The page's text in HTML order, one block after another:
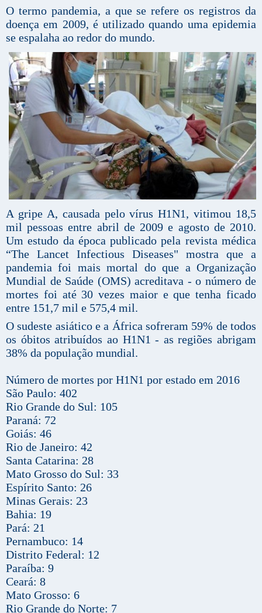
O termo pandemia, a que se refere os registros da
doença em 2009, é utilizado quando uma epidemia
se espalaha ao redor do mundo.
A gripe A, causada pelo vírus H1N1, vitimou 18,5
mil pessoas entre abril de 2009 e agosto de 2010.
Um estudo da época publicado pela revista médica
“The Lancet Infectious Diseases" mostra que a
pandemia foi mais mortal do que a Organização
Mundial de Saúde (OMS) acreditava - o número de
mortes foi até 30 vezes maior e que tenha ficado
entre 151,7 mil e 575,4 mil.
O sudeste asiático e a África sofreram 59% de todos
os óbitos atribuídos ao H1N1 - as regiões abrigam
38% da população mundial.
Número de mortes por H1N1 por estado em 2016
São Paulo: 402
Rio Grande do Sul: 105
Paraná: 72
Goiás: 46
Rio de Janeiro: 42
Santa Catarina: 28
Mato Grosso do Sul: 33
Espírito Santo: 26
Minas Gerais: 23
Bahia: 19
Pará: 21
Pernambuco: 14
Distrito Federal: 12
Paraíba: 9
Ceará: 8
Mato Grosso: 6
Rio Grande do Norte: 7